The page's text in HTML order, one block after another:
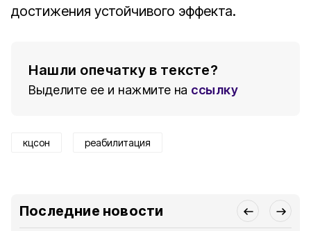
достижения устойчивого эффекта.
Нашли опечатку в тексте?
Выделите ее и нажмите на ссылку
кцсон реабилитация
Последние новости